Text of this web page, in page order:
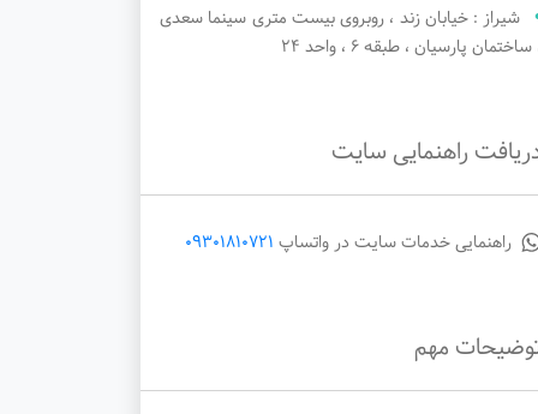
شیراز : خیابان زند ، روبروی بیست متری سینما سعدی
ساختمان پارسیان ، طبقه ۶ ، واحد ۲۴
راهنمایی سایت
راهنمایی خدمات سایت در واتساپ 09301810721
مهم